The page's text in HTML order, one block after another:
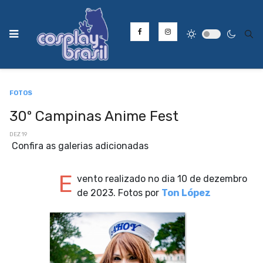
FOTOS
30º Campinas Anime Fest
DEZ 19
Confira as galerias adicionadas
E vento realizado no dia 10 de dezembro
de 2023. Fotos por Ton López